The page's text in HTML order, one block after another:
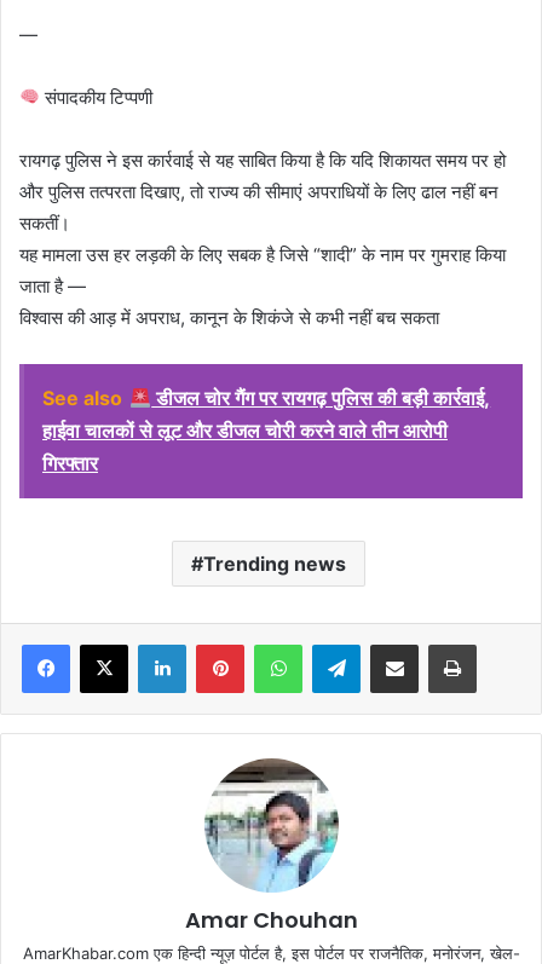
—
संपादकीय टिप्पणी
रायगढ़ पुलिस ने इस कार्रवाई से यह साबित किया है कि यदि शिकायत समय पर हो
और पुलिस तत्परता दिखाए, तो राज्य की सीमाएं अपराधियों के लिए ढाल नहीं बन
सकतीं।
यह मामला उस हर लड़की के लिए सबक है जिसे “शादी” के नाम पर गुमराह किया
जाता है —
विश्वास की आड़ में अपराध, कानून के शिकंजे से कभी नहीं बच सकता
See also
डीजल चोर गैंग पर रायगढ़ पुलिस की बड़ी कार्रवाई,
हाईवा चालकों से लूट और डीजल चोरी करने वाले तीन आरोपी
गिरफ्तार
Trending news
Facebook
X LinkedInPinterestWhatsAppTelegramShare via Email Print
Amar Chouhan
AmarKhabar.com एक हिन्दी न्यूज़ पोर्टल है, इस पोर्टल पर राजनैतिक, मनोरंजन, खेल-